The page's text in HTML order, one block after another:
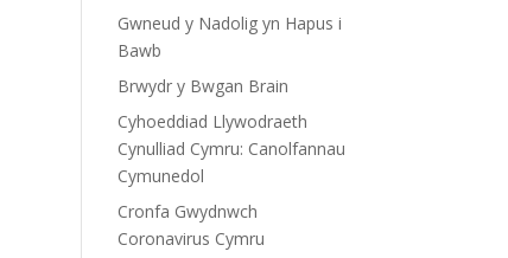
Gwneud y Nadolig yn Hapus i
Bawb
Brwydr y Bwgan Brain
Cyhoeddiad Llywodraeth
Cynulliad Cymru: Canolfannau
Cymunedol
Cronfa Gwydnwch
Coronavirus Cymru